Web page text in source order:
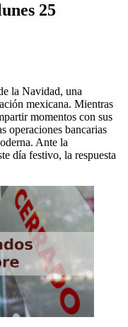
25
la Navidad, una
mexicana. Mientras
momentos con sus
operaciones bancarias
Ante la
día festivo, la respuesta